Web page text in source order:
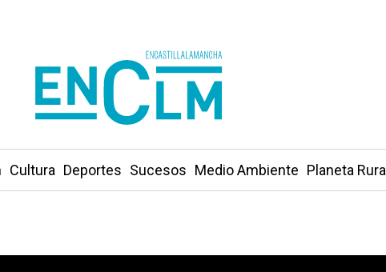
Cultura Deportes Sucesos Medio Ambiente Planeta Rural